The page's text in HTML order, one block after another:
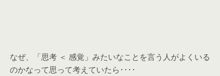
なぜ、「思考 ＜ 感覚」みたいなことを言う人がよくいる
のかなって思って考えていたら････